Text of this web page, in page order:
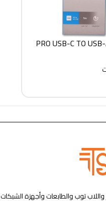
PRO USB-C TO
واللاب توب والطابعات وأجهزة الشبكات